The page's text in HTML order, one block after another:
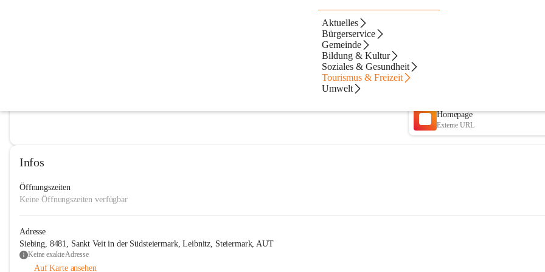
Aktuelles
Bürgerservice
Gemeinde
Bildung & Kultur
Soziales & Gesundheit
Tourismus & Freizeit
Umwelt
Homepage
Externe URL
Infos
Öffnungszeiten
Keine Öffnungszeiten verfügbar
Adresse
Siebing, 8481, Sankt Veit in der Südsteiermark, Leibnitz, Steiermark, AUT
Keine exakte Adresse
Auf Karte ansehen